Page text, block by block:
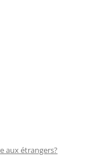
aux étrangers?